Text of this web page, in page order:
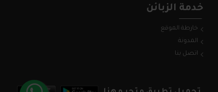
خدمة الزبائن
خارطة الموقع
المدونة
اتصل بنا